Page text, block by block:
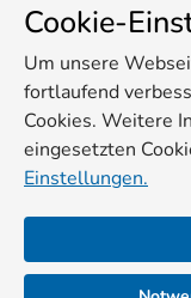
Cookie-
Um unsere
fortlaufend
Cookies. Weitere
eingesetzten
Einstellungen.